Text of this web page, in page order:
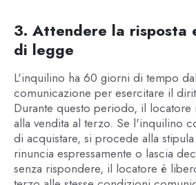
3. Attendere la risposta
di legge
L'inquilino ha 60 giorni di tempo
comunicazione per esercitare il
Durante questo periodo, il
alla vendita al terzo. Se l'inquilino
di acquistare, si procede alla
rinuncia espressamente o lascia
senza rispondere, il locatore è